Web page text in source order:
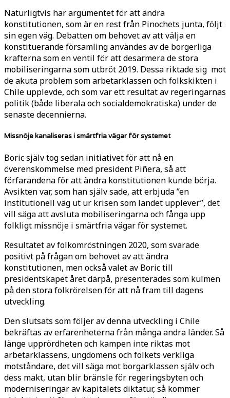
Naturligtvis har argumentet för att ändra
konstitutionen, som är en rest från Pinochets junta, följt
sin egen väg. Debatten om behovet av att välja en
konstituerande församling användes av de borgerliga
krafterna som en ventil för att desarmera de stora
mobiliseringarna som utbröt 2019. Dessa riktade sig mot
de akuta problem som arbetarklassen och folkskikten i
Chile upplevde, och som var ett resultat av regeringarnas
politik (både liberala och socialdemokratiska) under de
senaste decennierna.
Missnöje kanaliseras i smärtfria vägar för systemet
Boric själv tog sedan initiativet för att nå en
överenskommelse med president Piñera, så att
förfarandena för att ändra konstitutionen kunde börja.
Avsikten var, som han själv sade, att erbjuda ”en
institutionell väg ut ur krisen som landet upplever”, det
vill säga att avsluta mobiliseringarna och fånga upp
folkligt missnöje i smärtfria vägar för systemet.
Resultatet av folkomröstningen 2020, som svarade
positivt på frågan om behovet av att ändra
konstitutionen, men också valet av Boric till
presidentskapet året därpå, presenterades som kulmen
på den stora folkrörelsen för att nå fram till dagens
utveckling.
Den slutsats som följer av denna utveckling i Chile
bekräftas av erfarenheterna från många andra länder. Så
länge upprördheten och kampen inte riktas mot
arbetarklassens, ungdomens och folkets verkliga
motståndare, det vill säga mot borgarklassen själv och
dess makt, utan blir bränsle för regeringsbyten och
moderniseringar av kapitalets diktatur, så kommer